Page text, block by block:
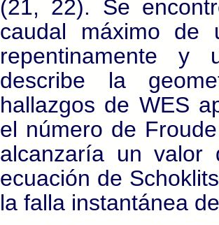
(21, 22). Se
caudal máximo de
repentinamente
describe la
hallazgos de WES
el número de
alcanzaría un
ecuación de
la falla instantánea